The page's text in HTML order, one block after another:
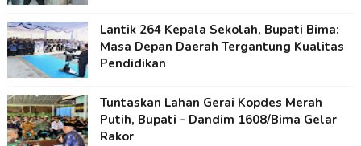
Lantik 264 Kepala Sekolah, Bupati Bima:
Masa Depan Daerah Tergantung Kualitas
Pendidikan
Tuntaskan Lahan Gerai Kopdes Merah
Putih, Bupati - Dandim 1608/Bima Gelar
Rakor